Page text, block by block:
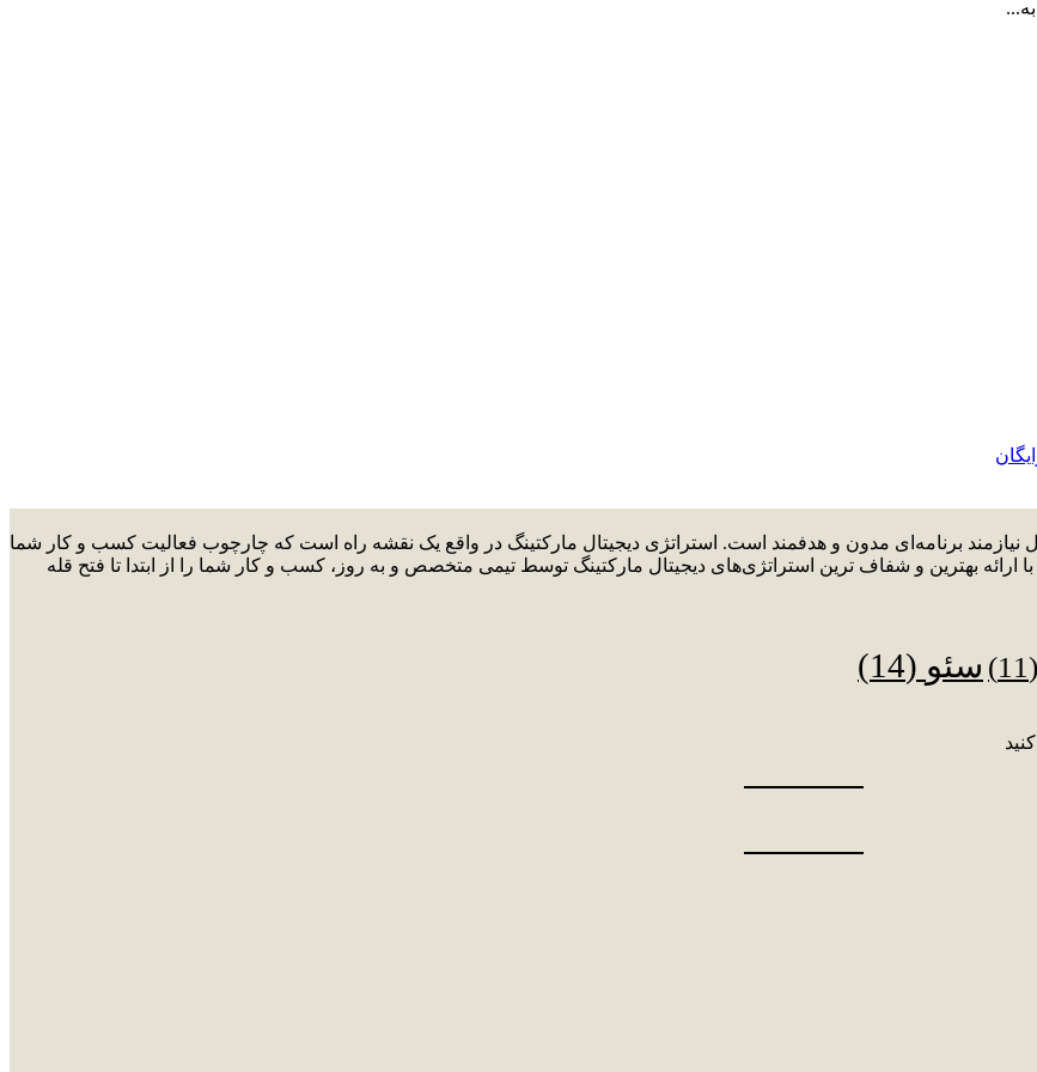
نیازمند برنامه‌ای مدون و هدفمند است. استراتژی دیجیتال مارکتینگ در واقع یک نقشه راه است که چارچوب فعالیت کسب و کار شما
ارائه بهترین و شفاف ترین استراتژی‌های دیجیتال مارکتینگ توسط تیمی متخصص و به روز، کسب و کار شما را از ابتدا تا فتح قله
(11) سئو (14)